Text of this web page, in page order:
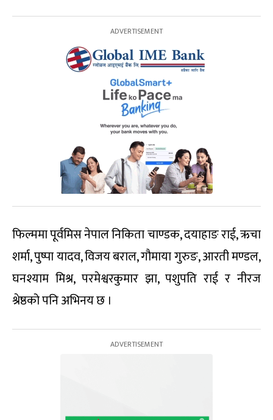
फिल्ममा पूर्वमिस नेपाल निकिता चाण्डक, दयाहाङ राई, ऋचा
शर्मा, पुष्पा यादव, विजय बराल, गौमाया गुरुङ, आरती मण्डल,
घनश्याम मिश्र, परमेश्वरकुमार झा, पशुपति राई र नीरज
श्रेष्ठको पनि अभिनय छ ।